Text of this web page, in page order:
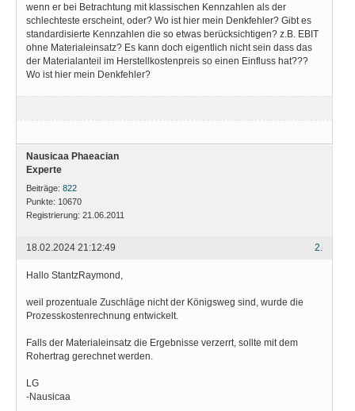
wenn er bei Betrachtung mit klassischen Kennzahlen als der
schlechteste erscheint, oder? Wo ist hier mein Denkfehler? Gibt es
standardisierte Kennzahlen die so etwas berücksichtigen? z.B. EBIT
ohne Materialeinsatz? Es kann doch eigentlich nicht sein dass das
der Materialanteil im Herstellkostenpreis so einen Einfluss hat???
Wo ist hier mein Denkfehler?
Nausicaa Phaeacian
Experte
Beiträge: 822
Punkte: 10670
Registrierung: 21.06.2011
2.
18.02.2024 21:12:49
Hallo StantzRaymond,
weil prozentuale Zuschläge nicht der Königsweg sind, wurde die
Prozesskostenrechnung entwickelt.
Falls der Materialeinsatz die Ergebnisse verzerrt, sollte mit dem
Rohertrag gerechnet werden.
LG
-Nausicaa